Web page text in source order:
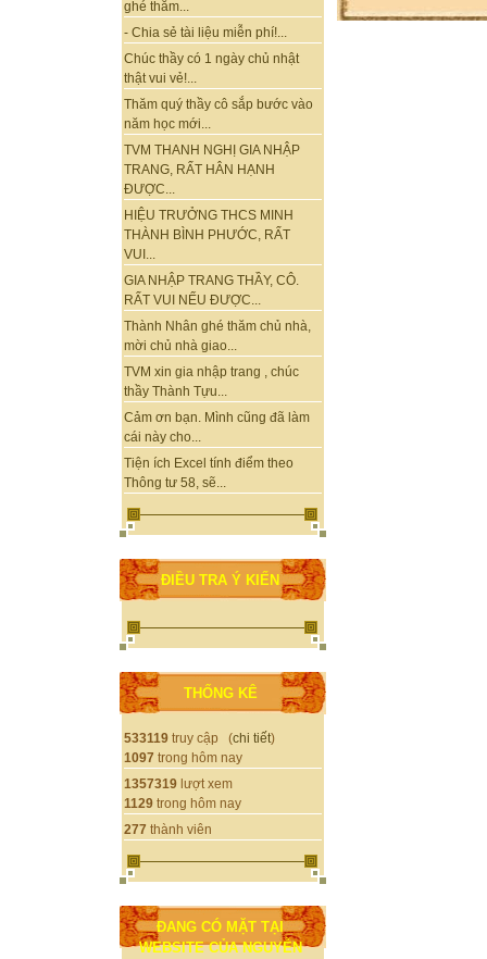
ghé thăm...
- Chia sẻ tài liệu miễn phí!...
Chúc thầy có 1 ngày chủ nhật
thật vui vẻ!...
Thăm quý thầy cô sắp bước vào
năm học mới...
TVM THANH NGHỊ GIA NHẬP
TRANG, RẤT HÂN HẠNH
ĐƯỢC...
HIỆU TRƯỞNG THCS MINH
THÀNH BÌNH PHƯỚC, RẤT
VUI...
GIA NHẬP TRANG THẦY, CÔ.
RẤT VUI NẾU ĐƯỢC...
Thành Nhân ghé thăm chủ nhà,
mời chủ nhà giao...
TVM xin gia nhập trang , chúc
thầy Thành Tựu...
Cảm ơn bạn. Mình cũng đã làm
cái này cho...
Tiện ích Excel tính điểm theo
Thông tư 58, sẽ...
ĐIỀU TRA Ý KIẾN
THỐNG KÊ
533119 truy cập (chi tiết)
1097 trong hôm nay
1357319 lượt xem
1129 trong hôm nay
277 thành viên
ĐANG CÓ MẶT TẠI
WEBSITE CỦA NGUYỄN